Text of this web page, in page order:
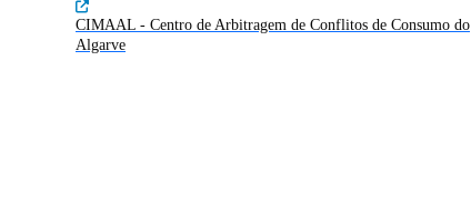
CIMAAL - Centro de Arbitragem de Conflitos de Consumo do
Algarve